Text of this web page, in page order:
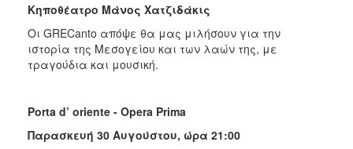
Κηποθέατρο Μάνος Χατζιδάκις
Οι GRECanto απόψε θα μας μιλήσουν για την
ιστορία της Μεσογείου και των λαών της, με
τραγούδια και μουσική.
Porta d’ oriente - Opera Prima
Παρασκευή 30 Αυγούστου, ώρα 21:00